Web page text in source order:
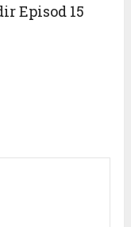
Episod 15